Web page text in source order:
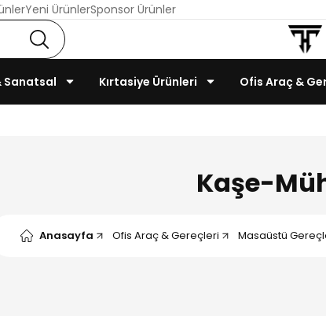
Yeni ÜrünlerSponsor Ürünler
Sanatsal Kırtasiye Ürünleri Ofis Araç &
Kaşe-
Anasayfa Ofis Araç & Gereçleri Masaüstü